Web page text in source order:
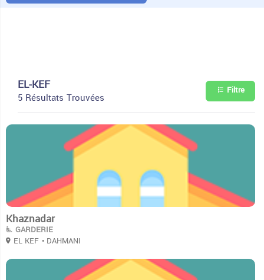
EL-KEF
5 Résultats Trouvées Filtre
Khaznadar
GARDERIE
EL KEF • DAHMANI